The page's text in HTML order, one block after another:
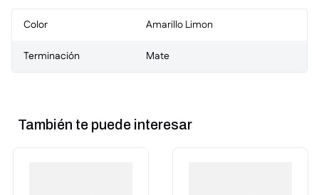
Color Amarillo Limon
Terminación Mate
También te puede interesar